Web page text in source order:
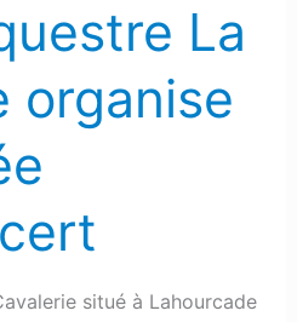
La
organise
situé à Lahourcade